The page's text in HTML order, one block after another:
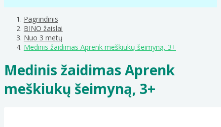
Pagrindinis
BINO žaislai
Nuo 3 metų
Medinis žaidimas Aprenk meškiukų šeimyną, 3+
Medinis žaidimas Aprenk
meškiukų šeimyną, 3+